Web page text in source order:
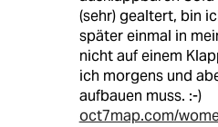
(sehr) gealtert, bin
später einmal in
nicht auf einem
ich morgens und
aufbauen muss. :-)
oct7map.com/